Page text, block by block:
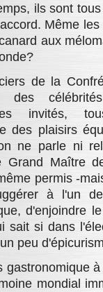
ils sont
Même
aux
de la
des
invités,
des plaisirs
ne parle ni
Grand Maître
permis -
à l'un
d'enjoindre
sait si dans
peu
gastronomique
mondial